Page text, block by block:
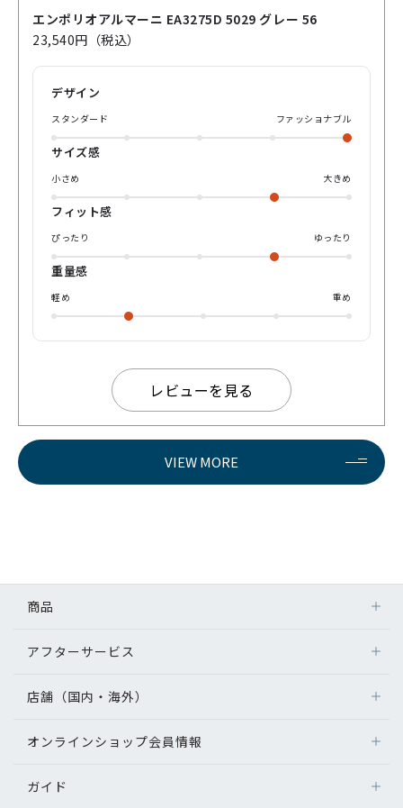
* アセテート（フロント）とメタル（テンプル）を組み合わせ
たコンビネーションデザインで、日常に溶け込みやすく、ビ
ジネスシーンにもおすすめのフレームです。 これらの特徴か
ら、「快適なかけ心地」と「洗練されたデザイン」がおすす
エンポリオアルマーニ EA3275D 5029 グレー 56
23,540円（税込）
デザイン
スタンダード ファッショナブル
サイズ感
小さめ 大きめ
フィット感
ぴったり ゆったり
重量感
軽め 重め
レビューを見る
VIEW MORE
商品
アフターサービス
店舗（国内・海外）
オンラインショップ会員情報
ガイド